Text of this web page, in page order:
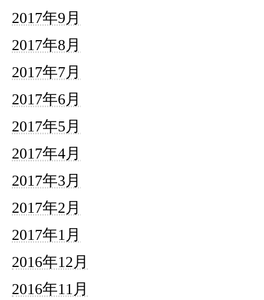
2017年9月
2017年8月
2017年7月
2017年6月
2017年5月
2017年4月
2017年3月
2017年2月
2017年1月
2016年12月
2016年11月